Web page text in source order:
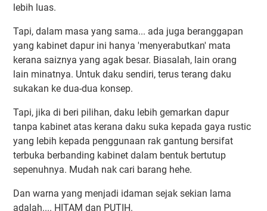
lebih luas.
Tapi, dalam masa yang sama... ada juga beranggapan
yang kabinet dapur ini hanya 'menyerabutkan' mata
kerana saiznya yang agak besar. Biasalah, lain orang
lain minatnya. Untuk daku sendiri, terus terang daku
sukakan ke dua-dua konsep.
Tapi, jika di beri pilihan, daku lebih gemarkan dapur
tanpa kabinet atas kerana daku suka kepada gaya rustic
yang lebih kepada penggunaan rak gantung bersifat
terbuka berbanding kabinet dalam bentuk bertutup
sepenuhnya. Mudah nak cari barang hehe.
Dan warna yang menjadi idaman sejak sekian lama
adalah.... HITAM dan PUTIH.